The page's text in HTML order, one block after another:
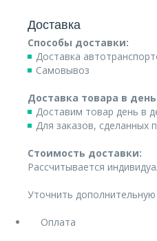
Доставка
Способы доставки:
Доставка
Самовывоз
Доставка товара в
Доставим товар день в
Для заказов, сделанных
Стоимость доставки:
Рассчитывается
Уточнить
Оплата